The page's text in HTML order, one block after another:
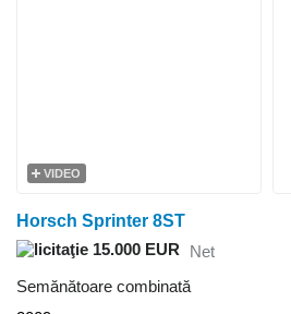
VIDEO
Horsch Sprinter 8ST
15.000 EUR
Net
Semănătoare combinată